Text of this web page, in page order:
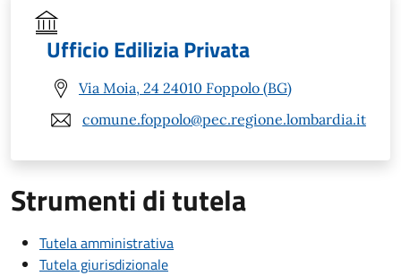
Ufficio Edilizia Privata
Via Moia, 24 24010 Foppolo (BG)
comune.foppolo@pec.regione.lombardia.it
Strumenti di tutela
Tutela amministrativa
Tutela giurisdizionale